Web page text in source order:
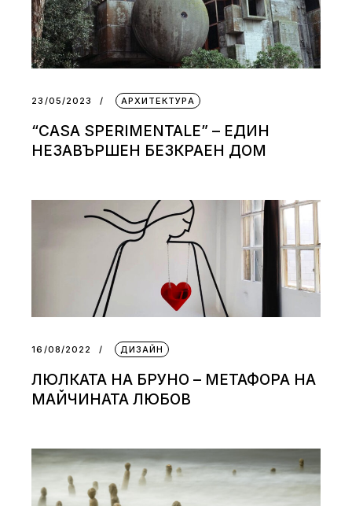
23/05/2023 АРХИТЕКТУРА
“CASA SPERIMENTALE” – ЕДИН
НЕЗАВЪРШЕН БЕЗКРАЕН ДОМ
16/08/2022 ДИЗАЙН
ЛЮЛКАТА НА БРУНО – МЕТАФОРА НА
МАЙЧИНАТА ЛЮБОВ